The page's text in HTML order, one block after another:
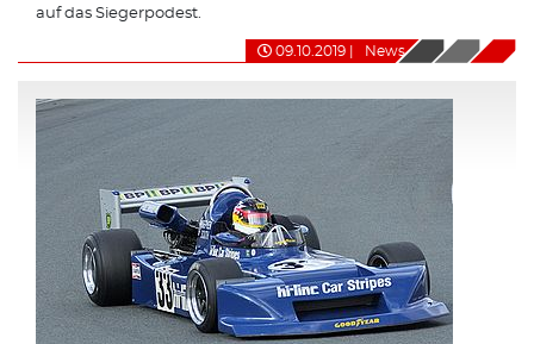
auf das Siegerpodest.
09.10.2019 News